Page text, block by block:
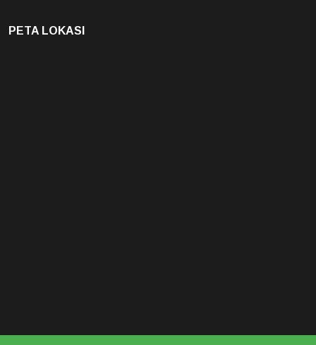
PETA LOKASI